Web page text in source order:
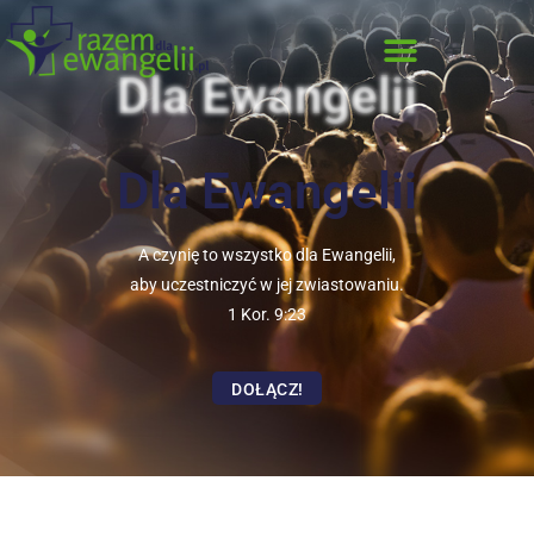
Dla Ewangelii
Dla Ewangelii
A czynię to wszystko dla Ewangelii,
aby uczestniczyć w jej zwiastowaniu.
1 Kor. 9:23
DOŁĄCZ!